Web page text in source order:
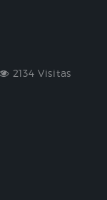
2134 Visitas